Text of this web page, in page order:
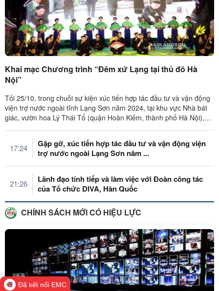
Khai mạc Chương trình “Đêm xứ Lạng tại thủ đô Hà
Nội”
Tối 25/10, trong chuỗi sự kiện xúc tiến hợp tác đầu tư và vận động
viện trợ nước ngoài tỉnh Lạng Sơn năm 2024, tại khu vực Nhà bát
giác, vườn hoa Lý Thái Tổ (quận Hoàn Kiếm, thành phố Hà Nội),
17:24
Gặp gỡ, xúc tiến hợp tác đầu tư và vận động viện
trợ nước ngoài Lạng Sơn năm ...
21:26
Lãnh đạo tỉnh tiếp và làm việc với Đoàn công tác
của Tổ chức DIVA, Hàn Quốc
CHÍNH SÁCH MỚI CÓ HIỆU LỰC
Đã kết nối EMC